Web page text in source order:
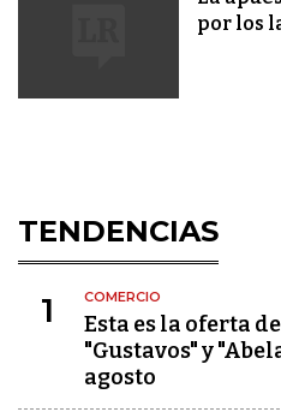
por los
TENDENCIAS
1 COMERCIO
Esta es la oferta
"Gustavos" y
agosto